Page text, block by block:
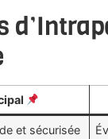
et sécurisée